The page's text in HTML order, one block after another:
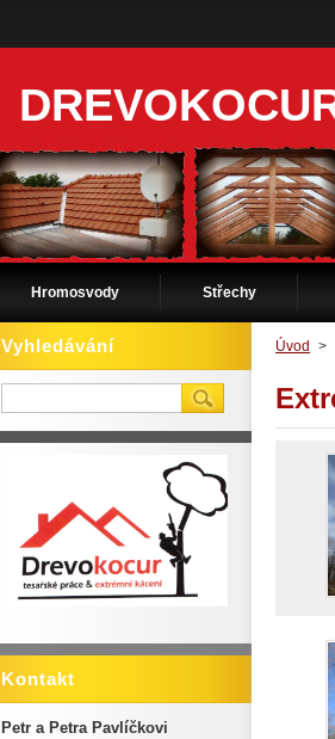
Hromosvody Střechy
Úvod >
Vyhledávání
Kontakt
Petr a Petra Pavlíčkovi